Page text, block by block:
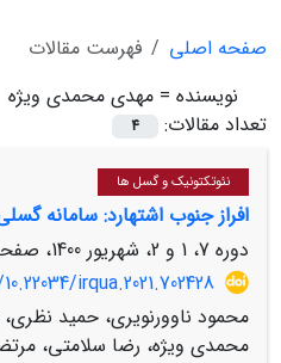
صفحه اصلی
فهرست مقالات
نویسنده = مهدی محمدی ویژه
تعداد مقالات:
4
نئوتکتونیک و گسل ها
افراز جنوب اشتهارد: سامانه
دوره 7، 1 و 2، شهریور 1400، صفحه
irqua.2021.702428
محمود ناوورنویری، حمید
محمدی ویژه، رضا سلامتی،